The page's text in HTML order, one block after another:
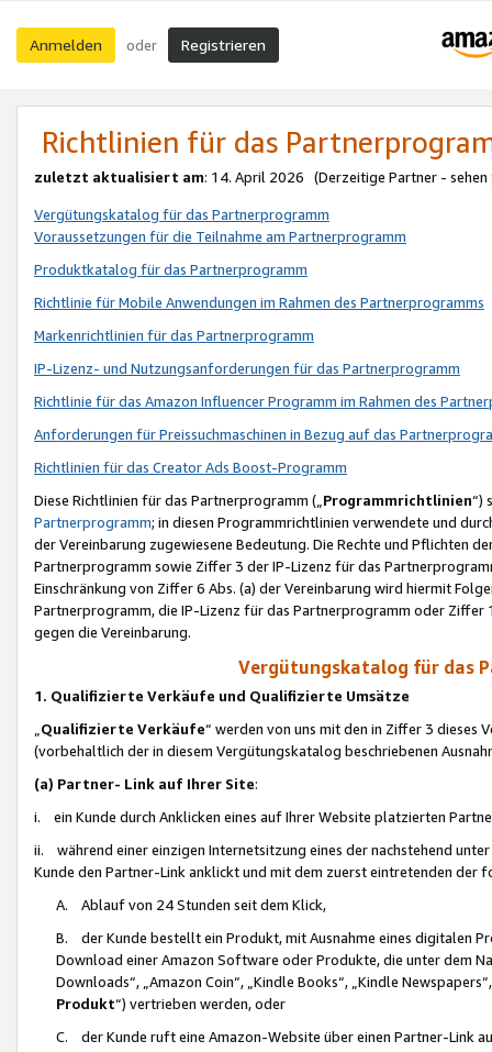
Anmelden oder Registrieren
Richtlinien für das
zuletzt aktualisiert am: 14. April 2026 (Derzeitige Partner - sehen
Vergütungskatalog für das Partnerprogramm
Voraussetzungen für die Teilnahme am Partnerprogramm
Produktkatalog für das Partnerprogramm
Richtlinie für Mobile Anwendungen im Rahmen des Partnerprogramms
Markenrichtlinien für das Partnerprogramm
IP-Lizenz- und Nutzungsanforderungen für das Partnerprogramm
Richtlinie für das Amazon Influencer Programm im Rahmen des
Anforderungen für Preissuchmaschinen in Bezug auf das
Richtlinien für das Creator Ads Boost-Programm
Diese Richtlinien für das Partnerprogramm („Programmrichtlinien“)
Partnerprogramm; in diesen Programmrichtlinien verwendete und
der Vereinbarung zugewiesene Bedeutung. Die Rechte und Pflichten
Partnerprogramm sowie Ziffer 3 der IP-Lizenz für das
Einschränkung von Ziffer 6 Abs. (a) der Vereinbarung wird hiermit
Partnerprogramm, die IP-Lizenz für das Partnerprogramm oder
gegen die Vereinbarung.
Vergütungskatalog für das
1. Qualifizierte Verkäufe und Qualifizierte Umsätze
Qualifizierte Verkäufe“ werden von uns mit den in Ziffer 3
(vorbehaltlich der in diesem Vergütungskatalog beschriebenen
(a) Partner- Link auf Ihrer Site:
i. ein Kunde durch Anklicken eines auf Ihrer Website platzierten
ii. während einer einzigen Internetsitzung eines der nachstehend
Kunde den Partner-Link anklickt und mit dem zuerst eintretenden der
A. Ablauf von 24 Stunden seit dem Klick,
B. der Kunde bestellt ein Produkt, mit Ausnahme eines digitalen
Download einer Amazon Software oder Produkte, die unter dem
Downloads“, „Amazon Coin“, „Kindle Books“, „Kindle
Produkt“) vertrieben werden, oder
C. der Kunde ruft eine Amazon-Website über einen Partner-Link